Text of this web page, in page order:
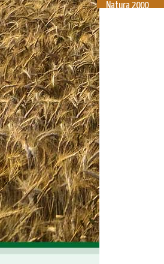
Natura 2000